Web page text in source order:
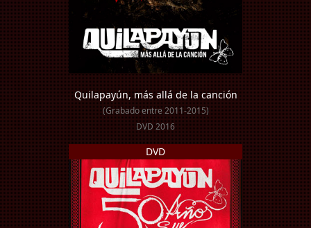
Quilapayún, más allá de la canción
(Grabado entre 2011-2015)
DVD 2016
DVD